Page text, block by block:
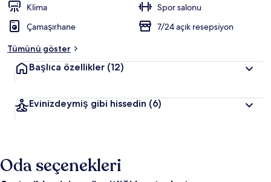
Klima
Spor salonu
Çamaşırhane
7/24 açık resepsiyon
Tümünü göster
Başlıca özellikler (12)
Evinizdeymiş gibi hissedin (6)
Oda seçenekleri